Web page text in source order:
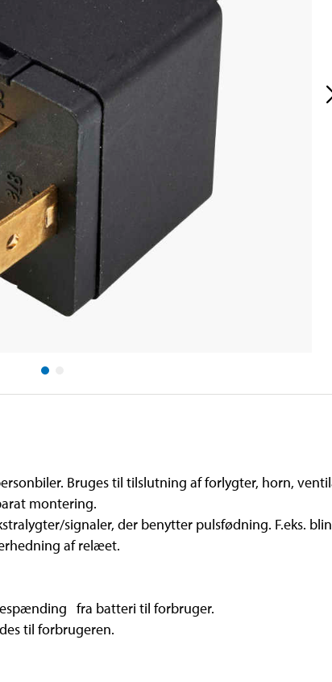
Bruges til tilslutning af forlygter, horn,
montering.
signaler, der benytter pulsfødning. F.eks.
af relæet.
fra batteri til forbruger.
til forbrugeren.